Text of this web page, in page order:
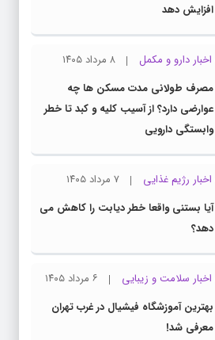
افزایش دهد
اخبار دارو و مکمل
۸ مرداد ۱۴۰۵
مصرف طولانی مدت مسکن ها چه
عوارضی دارد؟ از آسیب کلیه و کبد تا خطر
وابستگی دارویی
اخبار رژیم غذایی
۷ مرداد ۱۴۰۵
آیا بستنی واقعا خطر دیابت را کاهش می
دهد؟
اخبار سلامت و زیبایی
۶ مرداد ۱۴۰۵
بهترین آموزشگاه فیشیال در غرب تهران
معرفی شد!